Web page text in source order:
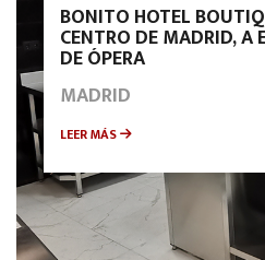
BONITO HOTEL
CENTRO DE MADRID, A
DE ÓPERA
MADRID
LEER MÁS